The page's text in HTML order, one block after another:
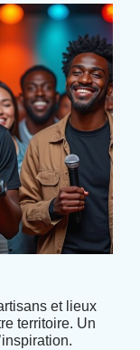
et lieux
territoire. Un